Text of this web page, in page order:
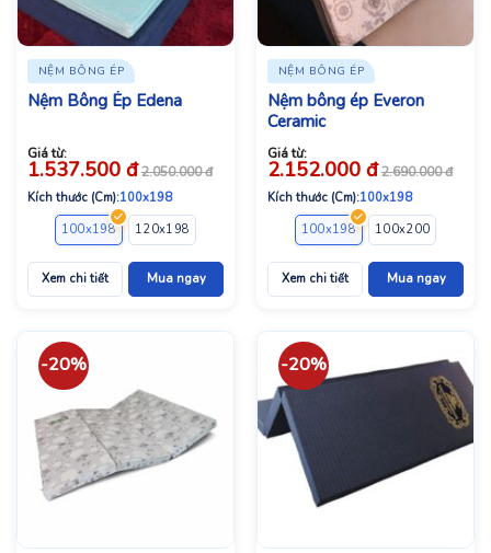
NỆM BÔNG ÉP
Nệm Bông Ép Edena
Giá từ:
1.537.500 đ 2.050.000đ
Kích thước (Cm):100x198
100x198
120x198 160x198 180x198
Xem chi tiết Mua ngay
NỆM BÔNG ÉP
Nệm bông ép Everon
Ceramic
Giá từ:
2.152.000 đ 2.690.000đ
Kích thước (Cm):100x198
100x198
100x200
Xem chi tiết Mua ngay
-20% -20%